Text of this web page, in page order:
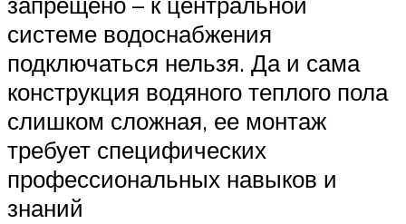
системе водоснабжения
подключаться нельзя. Да и сама
конструкция водяного теплого пола
слишком сложная, ее монтаж
требует специфических
профессиональных навыков и
знаний